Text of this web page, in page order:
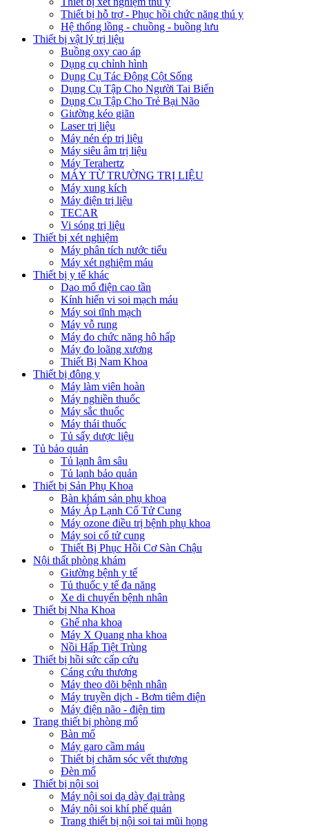
Thiết bị hỗ trợ - Phục hồi chức năng thú y
Hệ thống lồng - chuồng - buồng lưu
Thiết bị vật lý trị liệu
Buồng oxy cao áp
Dụng cụ chỉnh hình
Dụng Cụ Tác Động Cột Sống
Dụng Cụ Tập Cho Người Tai Biến
Dụng Cụ Tập Cho Trẻ Bại Não
Giường kéo giãn
Laser trị liệu
Máy nén ép trị liệu
Máy siêu âm trị liệu
Máy Terahertz
MÁY TỪ TRƯỜNG TRỊ LIỆU
Máy xung kích
Máy điện trị liệu
TECAR
Vi sóng trị liệu
Thiết bị xét nghiệm
Máy phân tích nước tiểu
Máy xét nghiệm máu
Thiết bị y tế khác
Dao mổ điện cao tần
Kính hiển vi soi mạch máu
Máy soi tĩnh mạch
Máy vỗ rung
Máy đo chức năng hô hấp
Máy đo loãng xương
Thiết Bị Nam Khoa
Thiết bị đông y
Máy làm viên hoàn
Máy nghiền thuốc
Máy sắc thuốc
Máy thái thuốc
Tủ sấy dược liệu
Tủ bảo quản
Tủ lạnh âm sâu
Tủ lạnh bảo quản
Thiết bị Sản Phụ Khoa
Bàn khám sản phụ khoa
Máy Áp Lạnh Cổ Tử Cung
Máy ozone điều trị bệnh phụ khoa
Máy soi cổ tử cung
Thiết Bị Phục Hồi Cơ Sàn Chậu
Nội thất phòng khám
Giường bệnh y tế
Tủ thuốc y tế đa năng
Xe di chuyển bệnh nhân
Thiết bị Nha Khoa
Ghế nha khoa
Máy X Quang nha khoa
Nồi Hấp Tiệt Trùng
Thiết bị hồi sức cấp cứu
Cáng cứu thương
Máy theo dõi bệnh nhân
Máy truyền dịch - Bơm tiêm điện
Máy điện não - điện tim
Trang thiết bị phòng mổ
Bàn mổ
Máy garo cầm máu
Thiết bị chăm sóc vết thương
Đèn mổ
Thiết bị nội soi
Máy nội soi dạ dày đại tràng
Máy nội soi khí phế quản
Trang thiết bị nội soi tai mũi họng